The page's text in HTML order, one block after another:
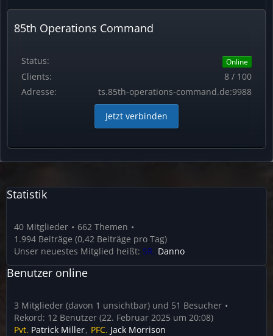
85th Operations Command
Status: Online
Clients:
8 / 100
Adresse:
ts.85th-operations-command.de:9988
Jetzt verbinden
Statistik
40 Mitglieder
662 Themen
1.994 Beiträge (0,42 Beiträge pro Tag)
Unser neuestes Mitglied heißt: SR. Danno
Benutzer online
3 Mitglieder (davon 1 unsichtbar) und 51 Besucher
Rekord: 12 Benutzer (22. Februar 2025 um 20:08)
Pvt. Patrick Miller PFC. Jack Morrison